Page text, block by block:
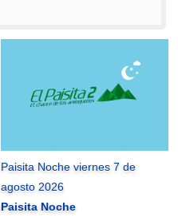
Paisita Noche viernes 7 de
agosto 2026
Paisita Noche